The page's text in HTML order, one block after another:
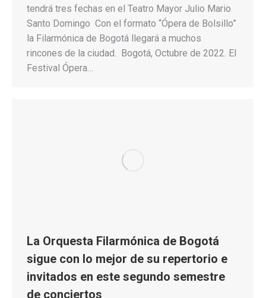
tendrá tres fechas en el Teatro Mayor Julio Mario
Santo Domingo Con el formato “Ópera de Bolsillo”
la Filarmónica de Bogotá llegará a muchos
rincones de la ciudad. Bogotá, Octubre de 2022. El
Festival Ópera…
La Orquesta Filarmónica de Bogotá
sigue con lo mejor de su repertorio e
invitados en este segundo semestre
de conciertos